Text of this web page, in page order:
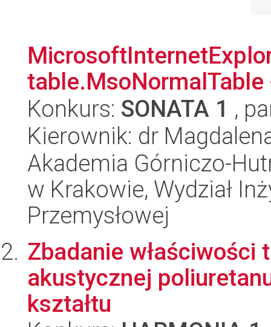
Konkurs: SONATA 1 ,
Kierownik: dr
Akademia Górniczo-
w Krakowie, Wydział
Przemysłowej
Zbadanie
akustycznej
kształtu